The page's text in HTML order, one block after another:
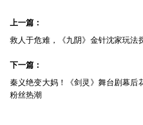
上一篇：
救人于危难，《九阴》金针沈家玩法
下一篇：
秦义绝变大妈！《剑灵》舞台剧幕后
粉丝热潮